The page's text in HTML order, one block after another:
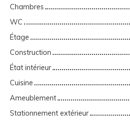
Chambres
WC
Étage
Construction
État intérieur
Cuisine
Ameublement
Stationnement extérieur